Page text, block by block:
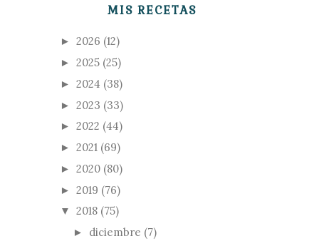
MIS RECETAS
► 2026 (12)
► 2025 (25)
► 2024 (38)
► 2023 (33)
► 2022 (44)
► 2021 (69)
► 2020 (80)
► 2019 (76)
▼ 2018 (75)
► diciembre (7)